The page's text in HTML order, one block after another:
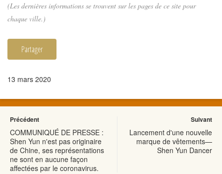
(Les dernières informations se trouvent sur les pages de ce site pour
chaque ville.)
Partager
13 mars 2020
Précédent
COMMUNIQUÉ DE PRESSE :
Shen Yun n'est pas originaire
de Chine, ses représentations
ne sont en aucune façon
affectées par le coronavirus.
Suivant
Lancement d'une nouvelle
marque de vêtements—
Shen Yun Dancer